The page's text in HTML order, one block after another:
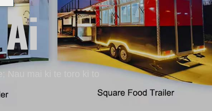
Nau mai ki te toro ki to